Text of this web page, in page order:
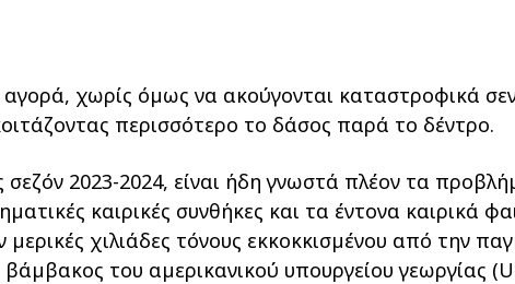
χωρίς όµως να ακούγονται καταστροφικά
περισσότερο το δάσος παρά το δέντρο.
2023-2024, είναι ήδη γνωστά πλέον τα
καιρικές συνθήκες και τα έντονα καιρικά
χιλιάδες τόνους εκκοκκισµένου από την
του αµερικανικού υπουργείου γεωργίας